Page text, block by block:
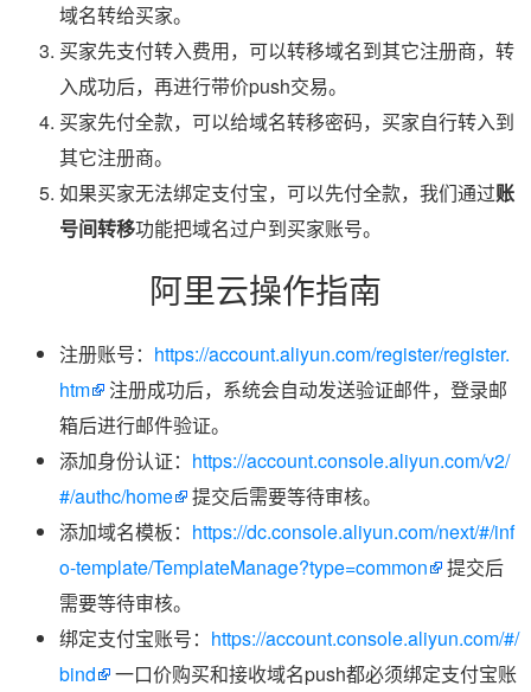
域名转给买家。
买家先支付转入费用，可以转移域名到其它注册商，转
入成功后，再进行带价push交易。
买家先付全款，可以给域名转移密码，买家自行转入到
其它注册商。
如果买家无法绑定支付宝，可以先付全款，我们通过账
号间转移功能把域名过户到买家账号。
阿里云操作指南
注册账号： https://account.aliyun.com/register/register.
htm
注册成功后，系统会自动发送验证邮件，登录邮
箱后进行邮件验证。
添加身份认证： https://account.console.aliyun.com/v2/
#/authc/home
提交后需要等待审核。
添加域名模板： https://dc.console.aliyun.com/next/#/inf
o-template/TemplateManage?type=common
提交后
需要等待审核。
绑定支付宝账号： https://account.console.aliyun.com/#/
bind
一口价购买和接收域名push都必须绑定支付宝账